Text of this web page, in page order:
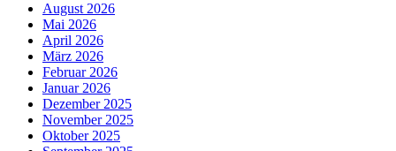
August 2026
Mai 2026
April 2026
März 2026
Februar 2026
Januar 2026
Dezember 2025
November 2025
Oktober 2025